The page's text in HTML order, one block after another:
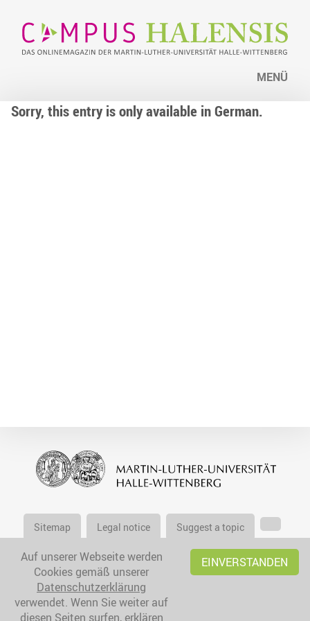
MENÜ
Sorry, this entry is only available in German.
Sitemap Legal notice Suggest a topic
Auf unserer Webseite werden
Cookies gemäß unserer
Datenschutzerklärung
verwendet. Wenn Sie weiter auf
diesen Seiten surfen, erklären
EINVERSTANDEN